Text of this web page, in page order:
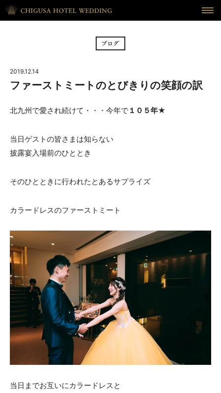
CEREMONY 挙式
RECEPTION
WAKON
REPORT
ウェディング・レポート
DRESS
ドレス
BLOG
ブログ
ACCESS
アクセス
CONTACT
お問い合わせ
093 671 - 1131
平日 11:00-19:00（火曜定休） / 土日 10:00-19:00
千草ホテル公式サイト
»プライバシーポリシー
2019.12.14
ファーストミートのとびきりの笑顔の訳
北九州で愛され続けて・・・今年で１０５年★
当日ゲストの皆さまは知らない
披露宴入場前のひととき
そのひとときに行われたとあるサプライズ
カラードレスのファーストミート
当日までお互いにカラードレスと